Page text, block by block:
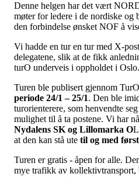
Denne helgen har det vært
møter for ledere i de nordiske og
den forbindelse ønsket NOF å
Vi hadde en tur en tur med X-
delegatene, slik at de fikk
turO underveis i oppholdet i Oslo.
Turen ble publisert gjennom
periode 24/1 – 25/1. Den ble
turorienterere, som henvendte
mulighet til å ta postene. Vi har
Nydalens SK og Lillomarka O
at den kan stå ute til og med
Turen er gratis - åpen for alle.
mye trafikk av kollektivtransport,